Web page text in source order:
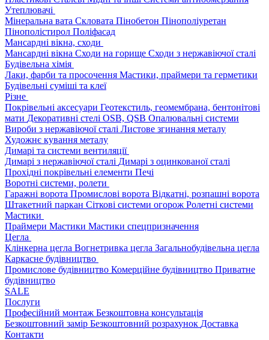
Утеплювачі
Мінеральна вата Скловата Пінобетон Пінополіуретан
Пінополістирол Поліфасад
Мансардні вікна, сходи
Мансардні вікна Сходи на горище Сходи з нержавіючої сталі
Будівельна хімія
Лаки, фарби та просочення Мастики, праймери та герметики
Будівельні суміші та клеї
Різне
Покрівельні аксесуари Геотекстиль, геомембрана, бентонітові
мати Декоративні стелі OSB, QSB Опалювальні системи
Вироби з нержавіючої сталі Листове згинання металу
Художнє кування металу
Димарі та системи вентиляції
Димарі з нержавіючої сталі Димарі з оцинкованої сталі
Прохідні покрівельні елементи Печі
Воротні системи, ролети
Гаражні ворота Промислові ворота Відкатні, розпашні ворота
Штакетний паркан Сіткові системи огорож Ролетні системи
Мастики
Праймери Мастики Мастики спецпризначення
Цегла
Клінкерна цегла Вогнетривка цегла Загальнобудівельна цегла
Каркасне будівництво
Промислове будівництво Комерційне будівництво Приватне
будівництво
SALE
Послуги
Професійний монтаж Безкоштовна консультація
Безкоштовний замір Безкоштовний розрахунок Доставка
Контакти